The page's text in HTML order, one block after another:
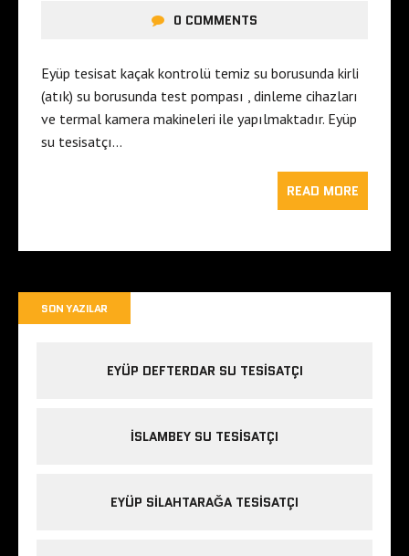
0 COMMENTS
Eyüp tesisat kaçak kontrolü temiz su borusunda kirli
(atık) su borusunda test pompası , dinleme cihazları
ve termal kamera makineleri ile yapılmaktadır. Eyüp
su tesisatçı…
READ MORE
SON YAZILAR
EYÜP DEFTERDAR SU TESISATÇI
İSLAMBEY SU TESISATÇI
EYÜP SILAHTARAĞA TESISATÇI